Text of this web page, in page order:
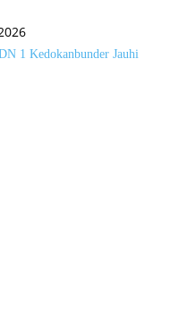
1 Kedokanbunder Jauhi